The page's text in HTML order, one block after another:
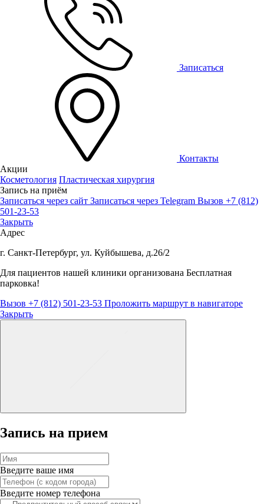
Записаться
Контакты
Акции
Косметология Пластическая хирургия
Запись на приём
Записаться через сайт Записаться через Telegram Вызов +7 (812)
501-23-53
Закрыть
Адрес
г. Санкт-Петербург, ул. Куйбышева, д.26/2
Для пациентов нашей клиники организована Бесплатная
парковка!
Вызов +7 (812) 501-23-53 Проложить маршрут в навигаторе
Закрыть
Запись на прием
Введите ваше имя
Введите номер телефона